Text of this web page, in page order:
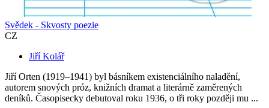
Svědek - Skvosty poezie
CZ
Jiří Kolář
Jiří Orten (1919–1941) byl básníkem existenciálního naladění,
autorem snových próz, knižních dramat a literárně zaměrených
deníků. Časopisecky debutoval roku 1936, o tři roky později mu ...